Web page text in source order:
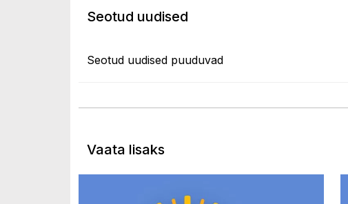
Seotud uudised
Seotud uudised puuduvad
Vaata lisaks